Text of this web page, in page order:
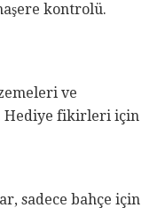
kontrolü.
ve
Hediye fikirleri için
sadece bahçe için